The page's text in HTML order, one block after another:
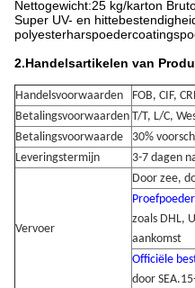
Nettogewicht:25 kg/karton
Super UV- en
2.Handelsartikelen van
Handelsvoorwaarden
FOB, CIF,
Betalingsvoorwaarden T/T, L/C,
Betalingsvoorwaarde
30%
Leveringstermijn
3-7 dagen
Vervoer
Door zee,
Proefpoeder
zoals DHL,
aankomst
Officiële
door